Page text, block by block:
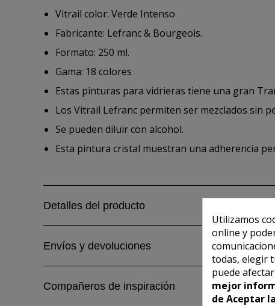
Vitrail color: Verde Intenso
Fabricante: Lefranc & Bourgeois.
Formato: 250 ml.
Gama: 18 colores
Estas pinturas para vidrieras tiene una gran
Los Vitrail Lefranc permiten ser mezclados sin
Se pueden diluir con alcohol.
Esta pintura cristal muestran una adherencia
Detalles del producto
Envíos y devoluciones
Compañeros de inspiración
Utilizamos
online y
todas, elegir
puede
mejor
de Aceptar